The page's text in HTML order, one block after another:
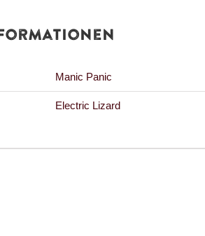
Manic Panic
Electric Lizard